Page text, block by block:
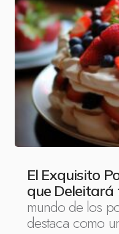
El Exquisito
que
mundo de los
destaca como